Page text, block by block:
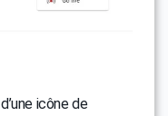
icône de